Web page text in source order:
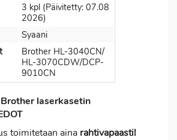
3 kpl (Päivitetty: 07.08
2026)
Syaani
Brother HL-3040CN/
HL-3070CDW/DCP-
9010CN
laserkasetin
toimitetaan aina rahtivapaasti!